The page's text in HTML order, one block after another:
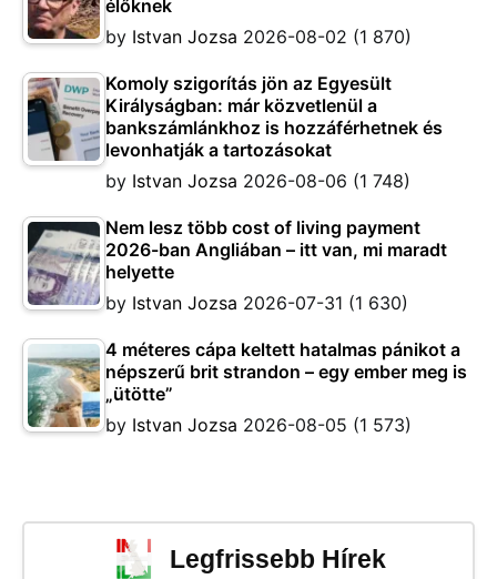
élőknek
by Istvan Jozsa 2026-08-02 (1 870)
Komoly szigorítás jön az Egyesült
Királyságban: már közvetlenül a
bankszámlánkhoz is hozzáférhetnek és
levonhatják a tartozásokat
by Istvan Jozsa 2026-08-06 (1 748)
Nem lesz több cost of living payment
2026-ban Angliában – itt van, mi maradt
helyette
by Istvan Jozsa 2026-07-31 (1 630)
4 méteres cápa keltett hatalmas pánikot a
népszerű brit strandon – egy ember meg is
„ütötte”
by Istvan Jozsa 2026-08-05 (1 573)
Legfrissebb Hírek